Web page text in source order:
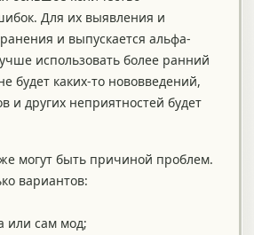
Для их выявления и
и выпускается альфа-
использовать более ранний
будет каких-то нововведений,
и других неприятностей будет
могут быть причиной проблем.
вариантов:
или сам мод;